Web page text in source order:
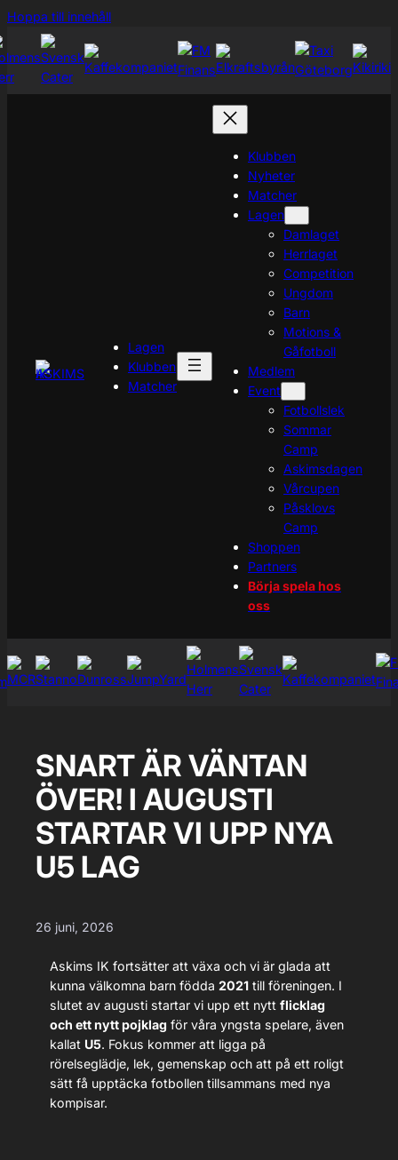
Hoppa till innehållHoppa
Lagen
Klubben
Matcher
Klubben
Nyheter
Matcher
Lagen
Damlaget
Herrlaget
Competition
Ungdom
Barn
Motions &
Gåfotboll
Medlem
Event
Fotbollslek
Sommar
Camp
Askimsdagen
Vårcupen
Påsklovs
Camp
Shoppen
Partners
Börja spela hos
oss
SNART ÄR VÄNTAN
ÖVER! I AUGUSTI
STARTAR VI UPP NYA
U5 LAG
26 juni, 2026
Askims IK fortsätter att växa och vi är glada att
kunna välkomna barn födda 2021 till föreningen. I
slutet av augusti startar vi upp ett nytt flicklag
och ett nytt pojklag för våra yngsta spelare, även
kallat U5. Fokus kommer att ligga på
rörelseglädje, lek, gemenskap och att på ett roligt
sätt få upptäcka fotbollen tillsammans med nya
kompisar.